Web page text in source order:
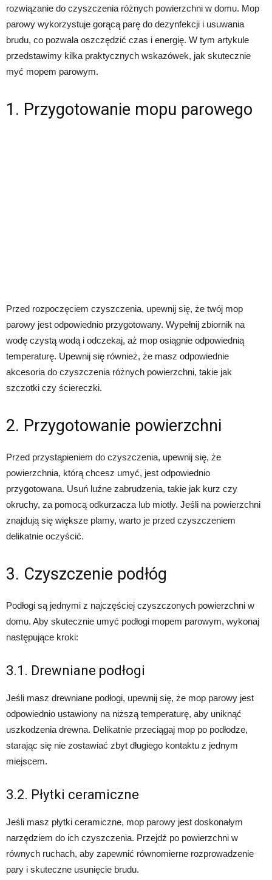
rozwiązanie do czyszczenia różnych powierzchni w domu. Mop
parowy wykorzystuje gorącą parę do dezynfekcji i usuwania
brudu, co pozwala oszczędzić czas i energię. W tym artykule
przedstawimy kilka praktycznych wskazówek, jak skutecznie
myć mopem parowym.
1. Przygotowanie mopu parowego
Przed rozpoczęciem czyszczenia, upewnij się, że twój mop
parowy jest odpowiednio przygotowany. Wypełnij zbiornik na
wodę czystą wodą i odczekaj, aż mop osiągnie odpowiednią
temperaturę. Upewnij się również, że masz odpowiednie
akcesoria do czyszczenia różnych powierzchni, takie jak
szczotki czy ściereczki.
2. Przygotowanie powierzchni
Przed przystąpieniem do czyszczenia, upewnij się, że
powierzchnia, którą chcesz umyć, jest odpowiednio
przygotowana. Usuń luźne zabrudzenia, takie jak kurz czy
okruchy, za pomocą odkurzacza lub miotły. Jeśli na powierzchni
znajdują się większe plamy, warto je przed czyszczeniem
delikatnie oczyścić.
3. Czyszczenie podłóg
Podłogi są jednymi z najczęściej czyszczonych powierzchni w
domu. Aby skutecznie umyć podłogi mopem parowym, wykonaj
następujące kroki:
3.1. Drewniane podłogi
Jeśli masz drewniane podłogi, upewnij się, że mop parowy jest
odpowiednio ustawiony na niższą temperaturę, aby uniknąć
uszkodzenia drewna. Delikatnie przeciągaj mop po podłodze,
starając się nie zostawiać zbyt długiego kontaktu z jednym
miejscem.
3.2. Płytki ceramiczne
Jeśli masz płytki ceramiczne, mop parowy jest doskonałym
narzędziem do ich czyszczenia. Przejdź po powierzchni w
równych ruchach, aby zapewnić równomierne rozprowadzenie
pary i skuteczne usunięcie brudu.